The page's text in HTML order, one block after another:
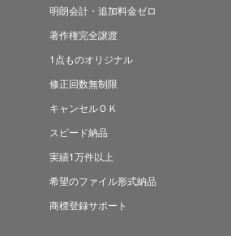
明朗会計・追加料金ゼロ
著作権完全譲渡
1点ものオリジナル
修正回数無制限
キャンセルＯＫ
スピード納品
実績1万件以上
希望のファイル形式納品
商標登録サポート